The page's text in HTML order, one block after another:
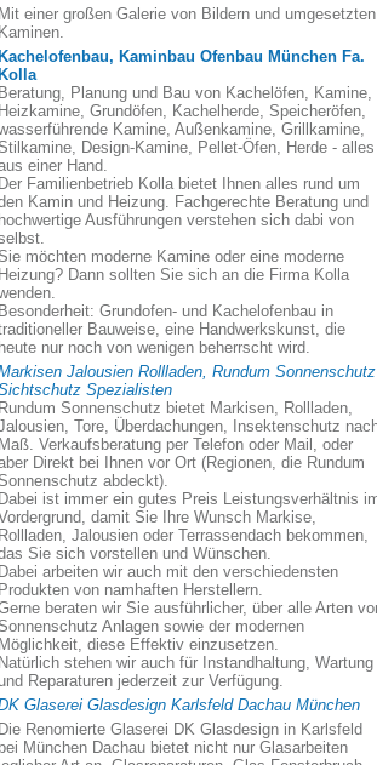
Mit einer großen Galerie von Bildern und umgesetzten
Kaminen.
Kachelofenbau, Kaminbau Ofenbau München Fa.
Kolla
Beratung, Planung und Bau von Kachelöfen, Kamine,
Heizkamine, Grundöfen, Kachelherde, Speicheröfen,
Kamine, Außenkamine, Grillkamine,
Design-Kamine, Pellet-Öfen, Herde - alles
einer Hand.
Der Familienbetrieb Kolla bietet Ihnen alles rund um
Kamin und Heizung. Fachgerechte Beratung und
hochwertige Ausführungen verstehen sich dabi von
möchten moderne Kamine oder eine moderne
Heizung? Dann sollten Sie sich an die Firma Kolla
Besonderheit: Grundofen- und Kachelofenbau in
Bauweise, eine Handwerkskunst, die
heute nur noch von wenigen beherrscht wird.
Jalousien Rollladen, Rundum Sonnenschutz
Spezialisten
Rundum Sonnenschutz bietet Markisen, Rollladen,
Tore, Überdachungen, Insektenschutz
Maß. Verkaufsberatung per Telefon oder Mail, oder
Direkt bei Ihnen vor Ort (Regionen, die Rundum
abdeckt).
Dabei ist immer ein gutes Preis Leistungsverhältnis
damit Sie Ihre Wunsch Markise,
Rollladen, Jalousien oder Terrassendach bekommen,
Sie sich vorstellen und Wünschen.
Dabei arbeiten wir auch mit den verschiedensten
Produkten von namhaften Herstellern.
beraten wir Sie ausführlicher, über alle Arten
Anlagen sowie der modernen
Möglichkeit, diese Effektiv einzusetzen.
Natürlich stehen wir auch für Instandhaltung, Wartung
und Reparaturen jederzeit zur Verfügung.
Glaserei Glasdesign Karlsfeld Dachau München
Die Renomierte Glaserei DK Glasdesign in Karlsfeld
bei München Dachau bietet nicht nur Glasarbeiten